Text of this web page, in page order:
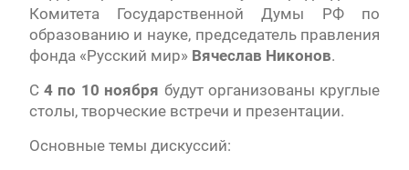
Комитета Государственной Думы РФ по
образованию и науке, председатель правления
фонда «Русский мир» Вячеслав Никонов.
С4 по 10 ноября будут организованы круглые
столы, творческие встречи и презентации.
Основные темы дискуссий: